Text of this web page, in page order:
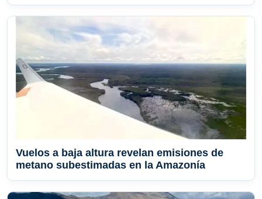
Vuelos a baja altura revelan emisiones de
metano subestimadas en la Amazonía